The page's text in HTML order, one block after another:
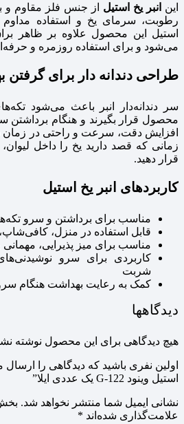
این انبر یخ استیل از جنس فلز مقاوم و
رطوبت، سرمای یخ و استفاده مداوم
استیل این محصول علاوه بر ظاهر
می‌شود و برای استفاده روزمره و
طراحی دندانه‌ دار برای گرفتن
سر دندانه‌دار انبر باعث می‌شود
محصول قرار بگیرند و هنگام برداشتن
افزایش دقت، سرعت و راحتی در
زمانی که قصد دارید یخ را داخل
قرار دهید.
کاربردهای انبر یخ استیل
مناسب برای برداشتن و سرو
قابل استفاده در منزل،
مناسب برای میز پذیرایی،
کاربردی برای سرو
شربت
کمک به رعایت بهداشت هنگام
دیدگاهها
هیچ دیدگاهی برای این محصول نوشته
اولین نفری باشید که دیدگاهی را ارسال
استیل وینود G-122 یک عددی ایلا”
نشانی ایمیل شما منتشر نخواهد شد.
علامت‌گذاری شده‌اند *